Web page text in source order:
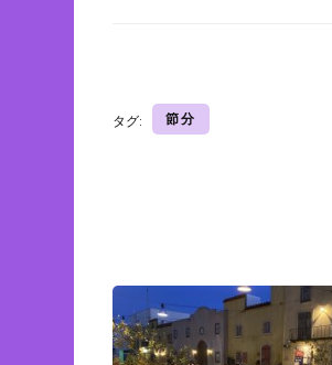
タグ: 節分
ナ
ビ